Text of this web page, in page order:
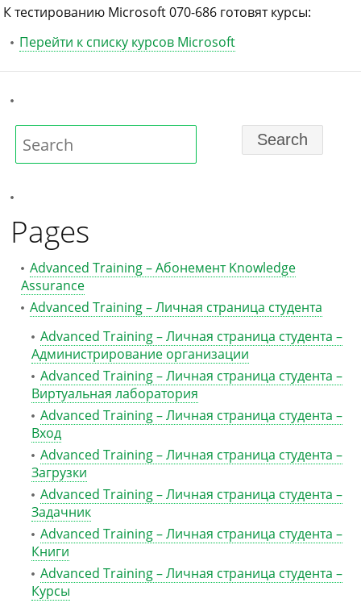
К тестированию Microsoft 070-686 готовят курсы:
Перейти к списку курсов Microsoft
Pages
Advanced Training – Абонемент Knowledge
Assurance
Advanced Training – Личная страница студента
Advanced Training – Личная страница студента –
Администрирование организации
Advanced Training – Личная страница студента –
Виртуальная лаборатория
Advanced Training – Личная страница студента –
Вход
Advanced Training – Личная страница студента –
Загрузки
Advanced Training – Личная страница студента –
Задачник
Advanced Training – Личная страница студента –
Книги
Advanced Training – Личная страница студента –
Курсы